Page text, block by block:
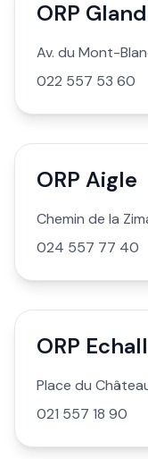
ORP Gland
Av. du Mont-
022 557 53 60
ORP Aigle
Chemin de la
024 557 77 40
ORP
Place du
021 557 18 90